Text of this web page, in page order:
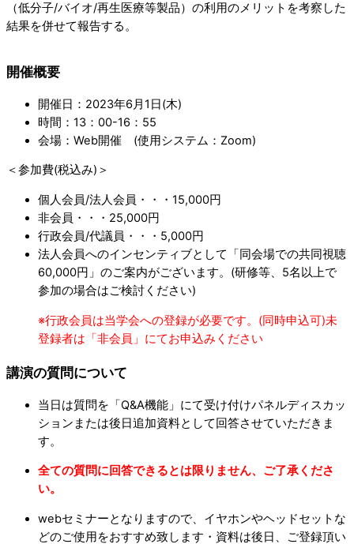
（低分子/バイオ/再生医療等製品）の利用のメリットを考察した
結果を併せて報告する。
開催概要
開催日：2023年6月1日(木)
時間：13：00-16：55
会場：Web開催 (使用システム：Zoom)
＜参加費(税込み)＞
個人会員/法人会員・・・15,000円
非会員・・・25,000円
行政会員/代議員・・・5,000円
法人会員へのインセンティブとして「同会場での共同視聴
60,000円」のご案内がございます。(研修等、5名以上で
参加の場合はご検討ください)
※行政会員は当学会への登録が必要です。(同時申込可)未
登録者は「非会員」にてお申込みください
講演の質問について
当日は質問を「Q&A機能」にて受け付けパネルディスカッ
ションまたは後日追加資料として回答させていただきま
す。
全ての質問に回答できるとは限りません、ご了承くださ
い。
webセミナーとなりますので、イヤホンやヘッドセットな
どのご使用をおすすめ致します・資料は後日、ご登録頂い